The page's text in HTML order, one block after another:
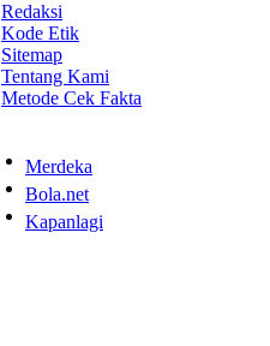
Redaksi
Kode Etik
Sitemap
Tentang Kami
Metode Cek Fakta
Merdeka
Bola.net
Kapanlagi